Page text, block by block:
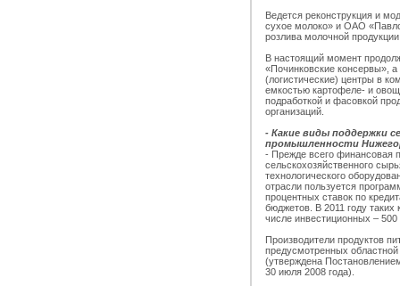
Ведется реконструкция и
сухое молоко» и ОАО
розлива молочной
В настоящий момент
«Починковские консервы»,
(логистические) центры в
емкостью картофеле- и
подработкой и фасовкой
организаций.
- Какие виды поддержки
промышленности
- Прежде всего финансовая
сельскохозяйственного
технологического
отрасли пользуется
процентных ставок по
бюджетов. В 2011 году
числе инвестиционных –
Производители продуктов
предусмотренных
(утверждена
30 июля 2008 года).